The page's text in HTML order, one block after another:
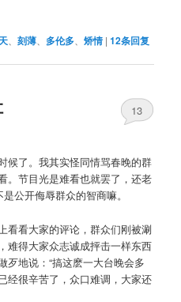
、刻薄 、多伦多 、矫情 |12条回复
13
候了。我其实怪同情骂春晚的群
。节目光是难看也就罢了，还老
公开侮辱群众的智商嘛。
看看大家的评论，群众们刚被涮
难得大家众志诚成抨击一样东西
歹地说：“搞这麽一大台晚会多
经很辛苦了，众口难调，大家还